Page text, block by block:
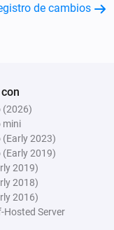
de cambios
(2026)
mini
(Early 2023)
(Early 2019)
2019)
2018)
2016)
Hosted Server